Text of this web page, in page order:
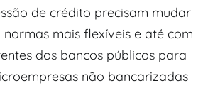
de crédito precisam mudar
mais flexíveis e até com
dos bancos públicos para
não bancarizadas